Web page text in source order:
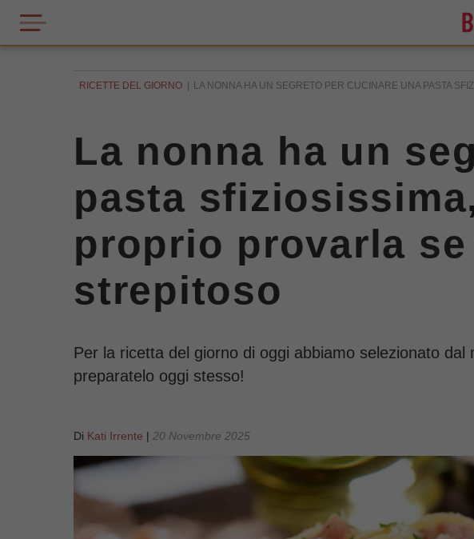
RICETTE DEL GIORNO LA NONNA HA UN SEGRETO PER CUCINARE UNA PASTA
La nonna ha un
pasta
proprio provarla
strepitoso
Per la ricetta del giorno di oggi abbiamo selezionato
preparatelo oggi stesso!
Di Kati Irrente | 20 Novembre 2025